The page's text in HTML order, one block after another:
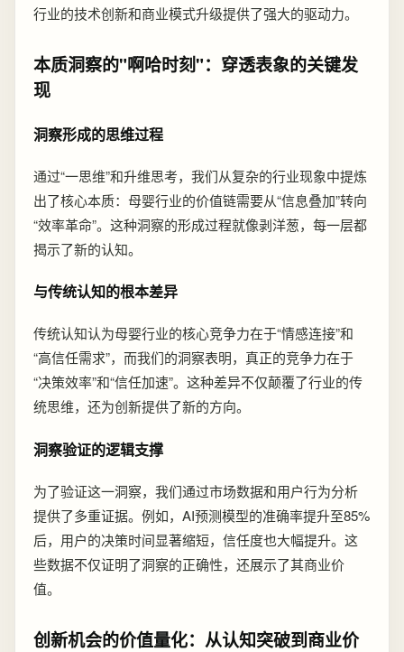
行业的技术创新和商业模式升级提供了强大的驱动力。
本质洞察的"啊哈时刻"：穿透表象的关键发
现
洞察形成的思维过程
通过“一思维”和升维思考，我们从复杂的行业现象中提炼
出了核心本质：母婴行业的价值链需要从“信息叠加”转向
“效率革命”。这种洞察的形成过程就像剥洋葱，每一层都
揭示了新的认知。
与传统认知的根本差异
传统认知认为母婴行业的核心竞争力在于“情感连接”和
“高信任需求”，而我们的洞察表明，真正的竞争力在于
“决策效率”和“信任加速”。这种差异不仅颠覆了行业的传
统思维，还为创新提供了新的方向。
洞察验证的逻辑支撑
为了验证这一洞察，我们通过市场数据和用户行为分析
提供了多重证据。例如，AI预测模型的准确率提升至85%
后，用户的决策时间显著缩短，信任度也大幅提升。这
些数据不仅证明了洞察的正确性，还展示了其商业价
值。
创新机会的价值量化：从认知突破到商业价